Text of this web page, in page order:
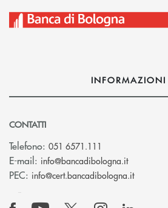
INFORMAZIONI
CONTATTI
Telefono: 051 6571.111
E-mail: info@bancadibologna.it(si apre
PEC: info@cert.bancadibologna.it(si apre